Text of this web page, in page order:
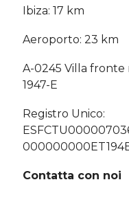
Ibiza: 17 km
Aeroporto: 23 km
A-0245 Villa fronte
1947-E
Registro Unico:
Contatta con noi